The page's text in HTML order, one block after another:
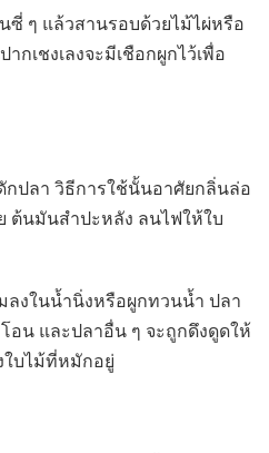
ซี่ ๆ แล้วสานรอบด้วยไม้ไผ่หรือ
กเชงเลงจะมีเชือกผูกไว้เพื่อ
กปลา วิธีการใช้นั้นอาศัยกลิ่นล่อ
ต้นมันสำปะหลัง ลนไฟให้ใบ
ลงในน้ำนิ่งหรือผูกทวนน้ำ ปลา
อน และปลาอื่น ๆ จะถูกดึงดูดให้
ใบไม้ที่หมักอยู่